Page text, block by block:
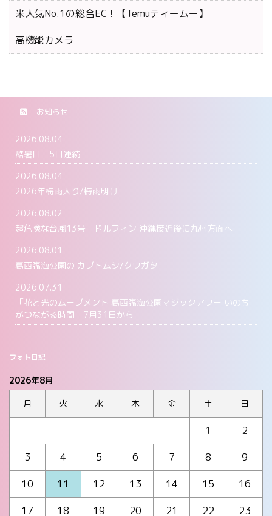
米人気No.1の総合EC！【Temuティームー】
高機能カメラ
お知らせ
2026.08.04
酷暑日 5日連続
2026.08.04
2026年梅雨入り/梅雨明け
2026.08.02
超危険な台風13号 ドルフィン 沖縄接近後に九州方面へ
2026.08.01
葛西臨海公園の カブトムシ/クワガタ
2026.07.31
「花と光のムーブメント 葛西臨海公園マジックアワー いのち
がつながる時間」7月31日から
フォト日記
2026年8月
月
火 水 木 金 土 日
1
2
3
4 5 6 7 8
9
10
11 12 13 14 15
16
17
18 19 20 21 22
23